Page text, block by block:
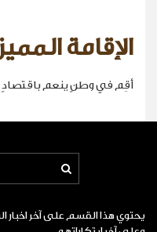
الإقامة
أقِم في وطنٍ ينعم
يحتوي هذا القسم على آخر اخبار